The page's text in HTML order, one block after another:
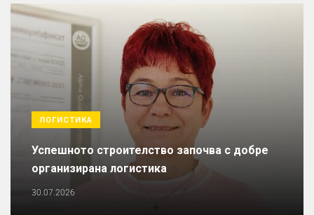
ЛОГИСТИКА
Успешното строителство започва с добре
организирана логистика
30.07.2026